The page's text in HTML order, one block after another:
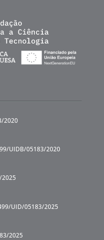
2020
UIDB/05183/2020
UID/05183/2025
2025